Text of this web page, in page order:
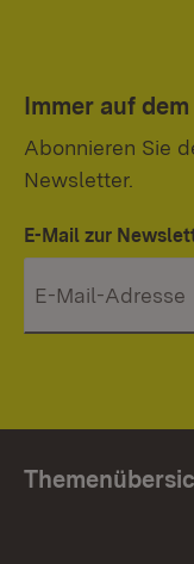
Immer auf
Abonnieren Sie
Newsletter.
E-Mail zur